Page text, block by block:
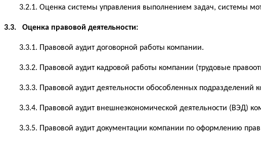
3.2.1. Оценка системы управления выполнением задач, системы
3.3. Оценка правовой деятельности:
3.3.1. Правовой аудит договорной работы компании.
3.3.2. Правовой аудит кадровой работы компании (трудовые
3.3.3. Правовой аудит деятельности обособленных
3.3.4. Правовой аудит внешнеэкономической деятельности (ВЭД)
3.3.5. Правовой аудит документации компании по оформлению